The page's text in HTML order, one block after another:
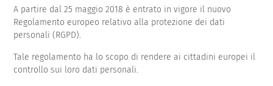
A partire dal 25 maggio 2018 è entrato in vigore il nuovo
Regolamento europeo relativo alla protezione dei dati
personali (RGPD).
Tale regolamento ha lo scopo di rendere ai cittadini europei il
controllo sui loro dati personali.
Copertura per piscina alta, curva e